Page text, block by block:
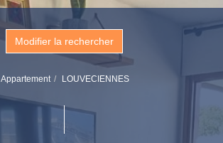
Modifier la rechercher
Appartement LOUVECIENNES